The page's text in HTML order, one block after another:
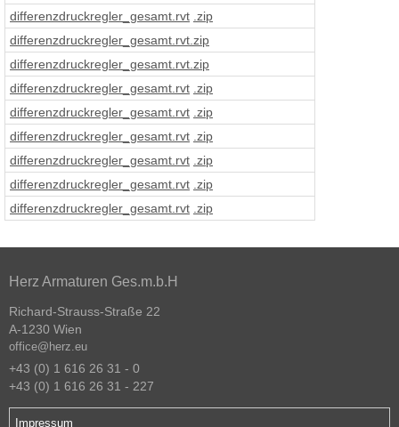
differenzdruckregler_gesamt .rvt .zip
differenzdruckregler_gesamt .rvt .zip
differenzdruckregler_gesamt .rvt .zip
differenzdruckregler_gesamt .rvt .zip
differenzdruckregler_gesamt .rvt .zip
differenzdruckregler_gesamt .rvt .zip
differenzdruckregler_gesamt .rvt .zip
differenzdruckregler_gesamt .rvt .zip
differenzdruckregler_gesamt .rvt .zip
Herz Armaturen Ges.m.b.H
Richard-Strauss-Straße 22
A-1230 Wien
office@herz.eu
+43 (0) 1 616 26 31 - 0
+43 (0) 1 616 26 31 - 227
Impressum